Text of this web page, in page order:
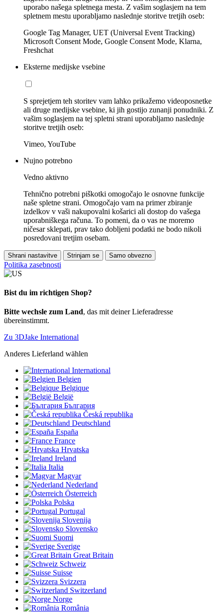
uporabo našega spletnega mesta. Z vašim soglasjem na tem
spletnem mestu uporabljamo naslednje storitve tretjih oseb:
Google Tag Manager, UET (Universal Event Tracking)
Microsoft Consent Mode, Google Consent Mode, Klarna,
Freshchat
Eksterne medijske vsebine
S sprejetjem teh storitev vam lahko prikažemo videoposnetke
ali druge medijske vsebine, ki jih gostijo zunanji ponudniki. Z
vašim soglasjem na tej spletni strani uporabljamo naslednje
storitve tretjih oseb:
Vimeo, YouTube
Nujno potrebno
Vedno aktivno
Tehnično potrebni piškotki omogočajo le osnovne funkcije
naše spletne strani. Omogočajo vam na primer zbiranje
izdelkov v vaši nakupovalni košarici ali dostop do vašega
uporabniškega računa. To pomeni, da o vas ne moremo
ničesar sklepati, prav tako dobljeni podatki ne bodo nikoli
posredovani tretjim osebam.
Shrani nastavitve Strinjam se Samo obvezno
Politika zasebnosti
Bist du im richtigen Shop?
Bitte wechsle zum Land, das mit deiner Lieferadresse
übereinstimmt.
Zu 3DJake International
Anderes Lieferland wählen
International
Belgien
Belgique
België
България
Česká republika
Deutschland
España
France
Hrvatska
Ireland
Italia
Magyar
Nederland
Österreich
Polska
Portugal
Slovenija
Slovensko
Suomi
Sverige
Great Britain
Schweiz
Suisse
Svizzera
Switzerland
Norge
România